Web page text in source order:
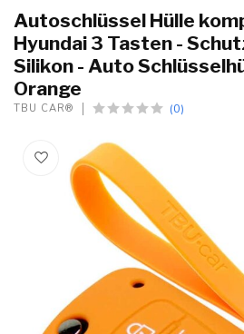
Autoschlüssel Hülle
Hyundai 3 Tasten -
Silikon - Auto
Orange
TBU CAR® (0)